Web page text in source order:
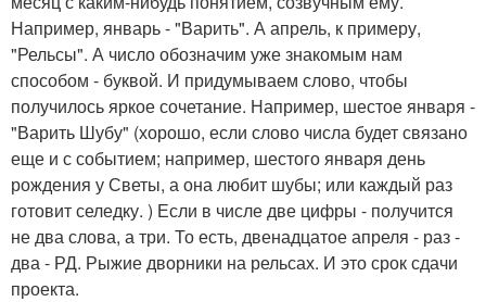
Например, январь - "Варить". А апрель, к примеру,
"Рельсы". А число обозначим уже знакомым нам
способом - буквой. И придумываем слово, чтобы
получилось яркое сочетание. Например, шестое января -
"Варить Шубу" (хорошо, если слово числа будет связано
еще и с событием; например, шестого января день
рождения у Светы, а она любит шубы; или каждый раз
готовит селедку. ) Если в числе две цифры - получится
не два слова, а три. То есть, двенадцатое апреля - раз -
два - РД. Рыжие дворники на рельсах. И это срок сдачи
проекта.